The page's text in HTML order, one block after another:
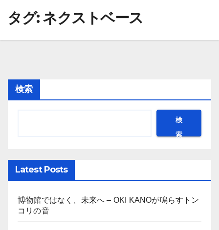
タグ:ネクストベース
検索
検
索
Latest Posts
博物館ではなく、未来へ – OKI KANOが鳴らすトン
コリの音